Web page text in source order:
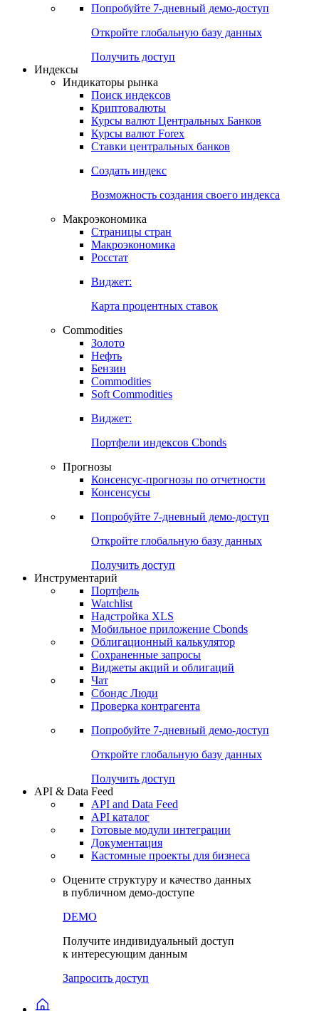
Денежный рынок
Календарь инвестора
Попробуйте7-дневный
Откройте глобальную базу данных
Получить доступ
Индикаторы рынка
Поиск индексов
Курсы валют Центральных Банков
Ставки центральных банков
Создать индекс
Возможность создания своего индекса
Страницы стран
Росстат
Виджет:
Карта процентных ставок
Commodities
Золото
Бензин
Soft Commodities
Виджет:
Портфели индексов Cbonds
Прогнозы
Консенсусы
Попробуйте7-дневный
Откройте глобальную базу данных
Получить доступ
Инструментарий
Портфель
Watchlist
Надстройка XLS
Мобильное приложение Cbonds
Облигационный калькулятор
Сохраненные запросы
Чат
Проверка контрагента
Попробуйте7-дневный
Откройте глобальную базу данных
Получить доступ
API & Data Feed
API and Data Feed
Готовые модули интеграции
Документация
в публичном демо-доступе